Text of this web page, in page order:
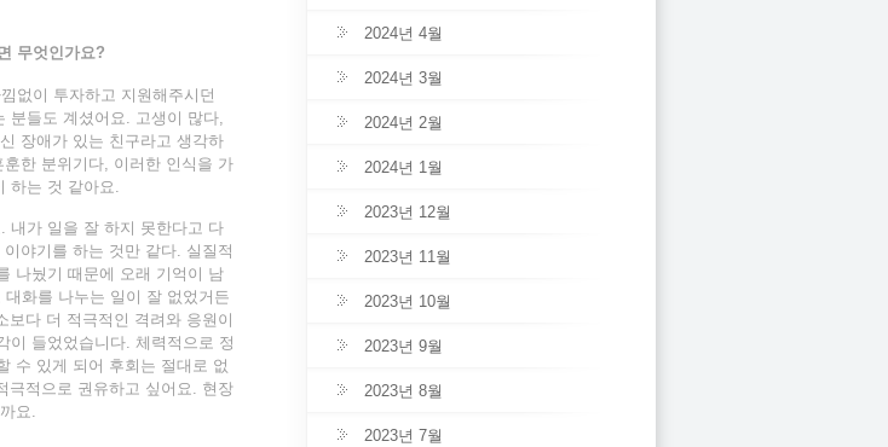
무엇인가요?
없이 투자하고 지원해주시던
분들도 계셨어요. 고생이 많다,
장애가 있는 친구라고 생각하
한 분위기다, 이러한 인식을 가
하는 것 같아요.
내가 일을 잘 하지 못한다고 다
야기를 하는 것만 같다. 실질적
나눴기 때문에 오래 기억이 남
화를 나누는 일이 잘 없었거든
다 더 적극적인 격려와 응원이
이 들었었습니다. 체력적으로 정
수 있게 되어 후회는 절대로 없
극적으로 권유하고 싶어요. 현장
요.
2024년 4월
2024년 3월
2024년 2월
2024년 1월
2023년 12월
2023년 11월
2023년 10월
2023년 9월
2023년 8월
2023년 7월